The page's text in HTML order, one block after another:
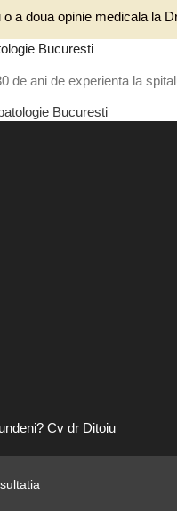
a doua opinie medicala la
Bucuresti
de ani de experienta la
Cv dr Ditoiu